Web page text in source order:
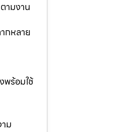
ามงาน
กหลาย
พร้อมใช้
ม